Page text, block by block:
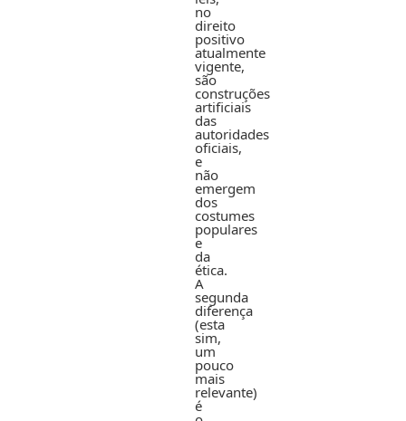
no
direito
positivo
atualmente
vigente,
são
construções
artificiais
das
autoridades
oficiais,
e
não
emergem
dos
costumes
populares
e
da
ética.
A
segunda
diferença
(esta
sim,
um
pouco
mais
relevante)
é